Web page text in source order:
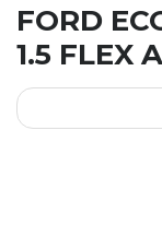
FORD
1.5 FLEX